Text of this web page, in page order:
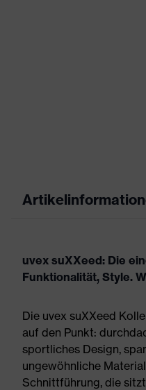
uvex suXXeed: Die
Funktionalität, Style.
Die uvex suXXeed
auf den Punkt:
sportliches Design,
ungewöhnliche
Schnittführung, die